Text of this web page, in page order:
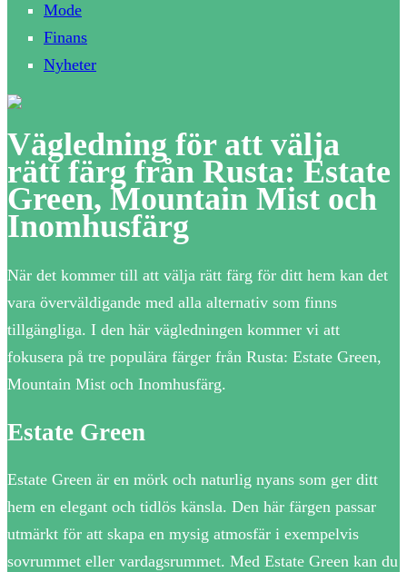
Mode
Finans
Nyheter
Vägledning för att välja
rätt färg från Rusta: Estate
Green, Mountain Mist och
Inomhusfärg
När det kommer till att välja rätt färg för ditt hem kan det
vara överväldigande med alla alternativ som finns
tillgängliga. I den här vägledningen kommer vi att
fokusera på tre populära färger från Rusta: Estate Green,
Mountain Mist och Inomhusfärg.
Estate Green
Estate Green är en mörk och naturlig nyans som ger ditt
hem en elegant och tidlös känsla. Den här färgen passar
utmärkt för att skapa en mysig atmosfär i exempelvis
sovrummet eller vardagsrummet. Med Estate Green kan du